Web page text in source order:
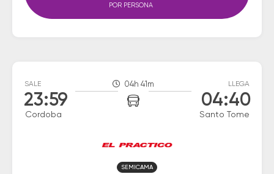
POR PERSONA
SALE
23:59
Cordoba
04h 41m LLEGA
04:40
Santo Tome
SEMICAMA